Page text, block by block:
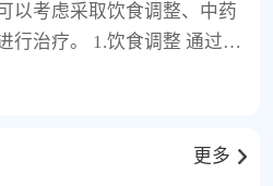
以考虑采取饮食调整、中药
行治疗。 1.饮食调整 通过减
更多